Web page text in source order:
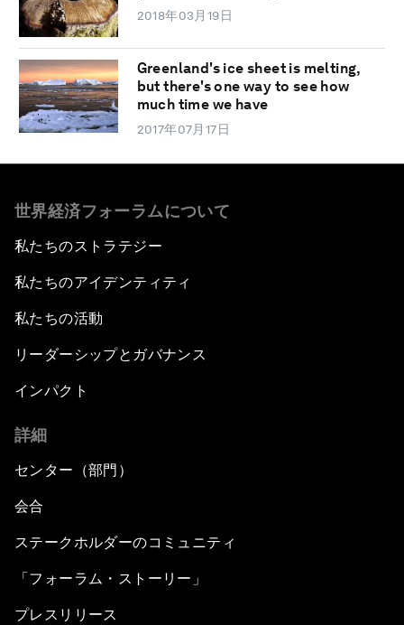
2018年03月19日
Greenland's ice sheet is melting,
but there's one way to see how
much time we have
2017年07月17日
世界経済フォーラムについて
私たちのストラテジー
私たちのアイデンティティ
私たちの活動
リーダーシップとガバナンス
インパクト
詳細
センター（部門）
会合
ステークホルダーのコミュニティ
「フォーラム・ストーリー」
プレスリリース